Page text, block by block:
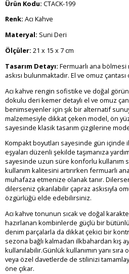
Ürün Kodu: CTACK-199
Renk: Acı Kahve
Materyal: Suni Deri
Ölçüler: 21 x 15 x 7 cm
Tasarım Detayı: Fermuarlı ana bölmesi
askısı bulunmaktadır. El ve omuz
Acı kahve rengin sofistike ve doğal
dokulu deri kemer detaylı el ve omuz
benimseyenler için şık bir alternatif
malzemesiyle dikkat çeken model, ön
sayesinde klasik tasarım çizgilerine
Kompakt boyutları sayesinde gün içinde
eşyaları düzenli şekilde taşımanıza
sayesinde uzun süre konforlu kullanım
kullanım kalitesini artırırken fermuarlı
muhafaza etmenize olanak tanır.
dilerseniz çıkarılabilir çapraz askısıyla
özgürlüğü elde edebilirsiniz.
Acı kahve tonunun sıcak ve doğal
hazırlanan kombinlerde güçlü bir
denim parçalarla da dikkat çekici bir
sezona bağlı kalmadan ilkbahardan kış
kullanılabilir.Günlük kullanımın yanı sıra
veya özel davetlerde de stilinizi
öne çıkar.